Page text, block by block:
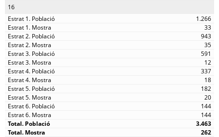
16
1.266
33
943
35
591
12
337
18
182
20
144
144
3.463
262